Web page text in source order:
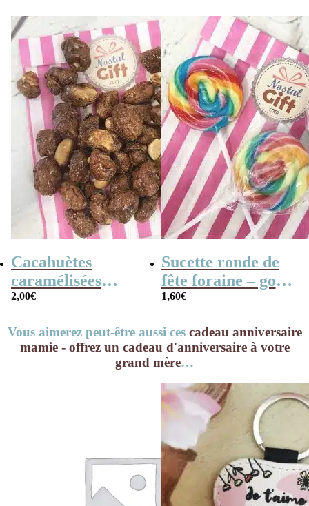
Cacahuètes
caramélisées
(chouchou) – 100g
2,00€
Sucette ronde de
fête foraine – goût
fruit x3 – 14cm
1,60€
Vous aimerez peut-être aussi ces cadeau anniversaire
mamie - offrez un cadeau d'anniversaire à votre
grand mère…